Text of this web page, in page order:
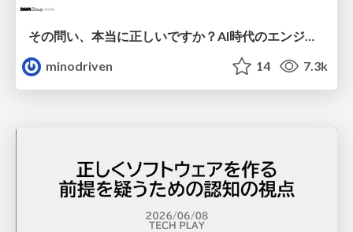
minodriven
14 7.3k